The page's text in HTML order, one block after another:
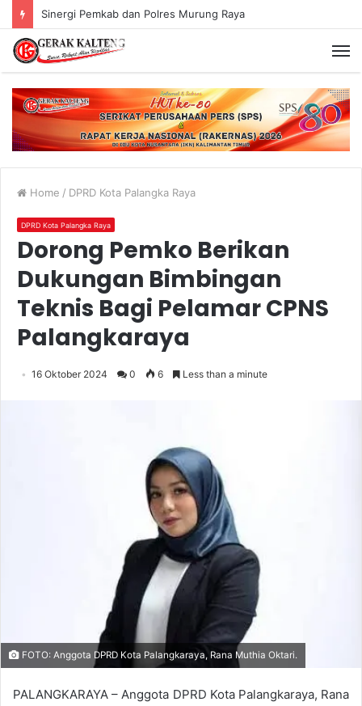
Murung Raya Menangi MTQ Korpri VIII Kalimantan Tengah
Home / DPRD Kota Palangka Raya
DPRD Kota Palangka Raya
Dorong Pemko Berikan
Dukungan Bimbingan
Teknis Bagi Pelamar CPNS
Palangkaraya
16 Oktober 2024 0 6 Less than a minute
FOTO: Anggota DPRD Kota Palangkaraya, Rana Muthia Oktari.
PALANGKARAYA – Anggota DPRD Kota Palangkaraya, Rana